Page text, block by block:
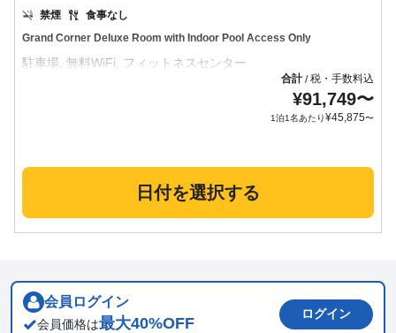
Grand Corner Deluxe Room with Indoor Pool Access Only
禁煙 食事なし
合計/税・手数料込
¥91,749〜
1泊1名あたり¥45,875〜
日付を選択する
会員ログイン
会員価格は最大40%OFF
ログイン